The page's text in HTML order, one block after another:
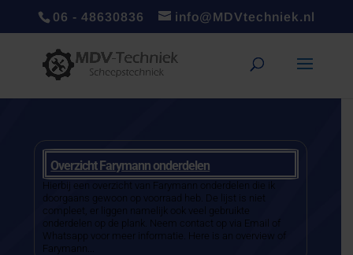
06 - 48630836 info@MDVtechniek.nl
Overzicht Farymann onderdelen
Hierbij een overzicht van Farymann onderdelen die ik
doorgaans gewoon op voorraad heb. De lijst is niet
compleet, er liggen namelijk ook veel gebruikte
onderdelen op de plank. Neem contact op via Email of
Whatsapp voor meer informatie. Here is an overview of
Farymann...